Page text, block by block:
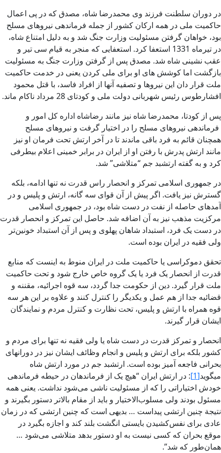
در دوران سلطنت فرزند وی محمدرضا شاه، مصدق که در پی اعمال
حاکمیت ملی در همه ارکان کشور از جمله فرماندهی نیروهای مسلح
بود، خواهان گرفتن مسئولیت وزارت جنگ شد و به دلیل امتناع شاه،
در تیرماه 1331 استعفا کرد. استعفایی که منجر به قیام سی تیر و
عقب نشینی شاه شد. مصدق پس از گرفتن وزارت جنگ به مسئولیت
بازگشت اما کوشش های او برای ملی کردن یعنی در خدمت حاکمیت
ملت قرار دان این نیروها و تصفیه آنها از افراد فاسد، با قتل محمود
افشارطوس رئیس شهربانی دولت ملی و کودتای 28 مرداد ناکام ماند.
پس از کودتا، محمدرضا شاه نیز مانند رضاشاه اداره کل امور و
فرماندهی نیروهای مسلح را در اختیار گرفت و نیروهای مسلح
همچنان قائم به فرد باقی ماندند تا در آخر ارتش تحت فرمان او نیز
مانند ارتش پدرش با رفتن او از ایران در برابر خمینی اعلام بیطرفی
کرد و به گفته ارتشبد جم “متلاشی” شد.
در جمهوری اسلامی تمرکز و انحصار راس قدرت نه تنها ادامه، بلکه
گسترش نیز یافت. اگر پیش از آن قوای سه گانه، ارتش و پلیس و در
آمدهای حاصله از نفت در دست شاه بود، در جمهوری اسلامی
مرکزیت مذهب نیز به آن اضافه شد. حاصل این تمرکز و انحصار قدرت
در دست یک فرد، استبداد شاهان پهلوی و پس از آن استبداد خونین‌تر
ولی فقیه در ایران بوده است.
تحقق دموکراسی یا حاکمیت ملت در ایران منوط به اینست که منابع
قدرت از انحصار یک فرد یا یک گروه خاص خارج شود و تحت حاکمیت
ملت قرار گیرد. دین از حکومت جدا گردد، سه قوه اجرائیه، مقننه و
قضائیه جدا از هم عمل و یکدیگر را کنترل کنند و علاوه بر این هر سه
قوه همراه با ارتش و پلیس، تحت نظارت و کنترل مردم و نمایندگان
ایشان قرار گیرند.
انحصار و تمرکز قدرت در دست شاه یا ولی فقیه نه تنها برای مردم و
کشور بلکه برای ارتش و پلیس و انجام وظائف ایشان نیز در دورانهای
بحرانی فاجعه آمیز بوده است. ارتشبد جم در مورد ارتش شاه
میگوید[1]
: در ارتش ایران “هیچ یک از فرماندهان در حیطه فرماندهی
خودش اختیاراتی را که از مسئولیت ناشی می‌شود نداشت. یعنی همه
مسئول بودند ولی مسلوب‌الاختیار و باید از مقام بالاتر دستور بگیرند و
نتیجة چنین ارتشی پیداست … بدیهی است که چنین ارتشی که در زمان
عادی برای نفس‌کشیدن بایستی انگشت بلند کند و اجازه بگیرد در
موقع بحران که کسی نیست به او دستور بدهد متلاشی می‌شود …
همان‌طور که شد”.